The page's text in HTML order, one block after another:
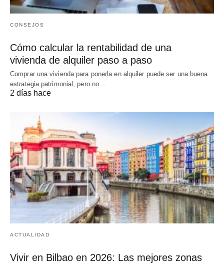
CONSEJOS
Cómo calcular la rentabilidad de una
vivienda de alquiler paso a paso
Comprar una vivienda para ponerla en alquiler puede ser una buena
estrategia patrimonial, pero no…
2 días hace
ACTUALIDAD
Vivir en Bilbao en 2026: Las mejores zonas